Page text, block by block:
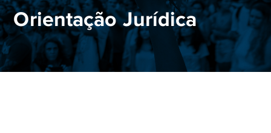
Orientação Jurídica